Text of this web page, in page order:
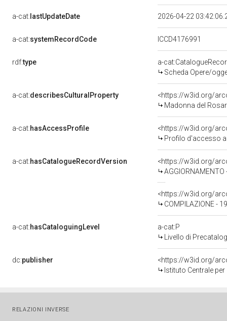
a-cat: lastUpdateDate 2026-04-22
a-cat:systemRecordCode ICCD4176991
rdf:type
a-
Scheda Opere/
a-cat:describesCulturalProperty
<https://w3id.org/
Madonna del
a-cat:hasAccessProfile
<https://w3id.org/
Profilo d'accesso
a-cat:hasCatalogueRecordVersion
<https://w3id.org/
AGGIORNAMENTO
<https://w3id.org/
COMPILAZIONE -
a-cat:hasCataloguingLevel
a-cat:P
Livello di
dc:publisher
<https://w3id.org/
Istituto Centrale
RELAZIONI INVERSE